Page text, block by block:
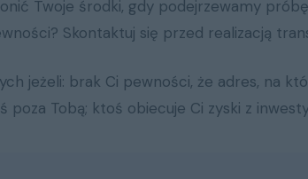
Twoje środki, gdy podejrzewamy
Skontaktuj się przed realizacją
jeżeli: brak Ci pewności, że adres, na
poza Tobą; ktoś obiecuje Ci zyski z